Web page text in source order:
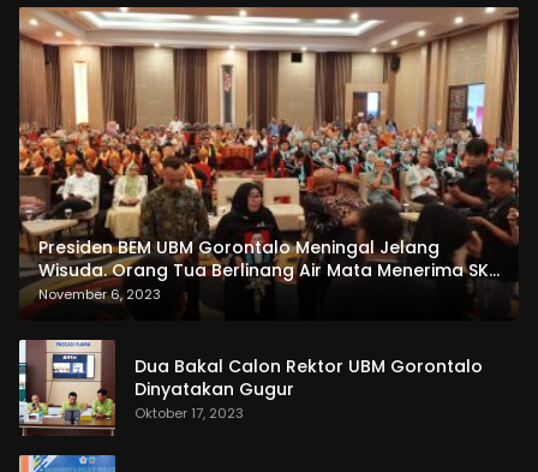
Presiden BEM UBM Gorontalo Meningal Jelang
Wisuda. Orang Tua Berlinang Air Mata Menerima SKL
dan Pemasangan Salempang
November 6, 2023
Dua Bakal Calon Rektor UBM Gorontalo
Dinyatakan Gugur
Oktober 17, 2023